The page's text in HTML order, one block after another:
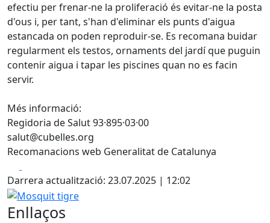
efectiu per frenar-ne la proliferació és evitar-ne la posta
d'ous i, per tant, s'han d'eliminar els punts d'aigua
estancada on poden reproduir-se. Es recomana buidar
regularment els testos, ornaments del jardí que puguin
contenir aigua i tapar les piscines quan no es facin
servir.
Més informació:
Regidoria de Salut 93·895·03·00
salut@cubelles.org
Recomanacions web Generalitat de Catalunya
Darrera actualització: 23.07.2025 | 12:02
Mosquit tigre
Enllaços